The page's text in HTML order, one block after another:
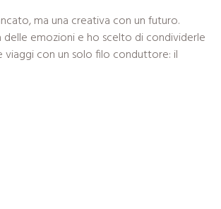
ma una creativa con un futuro.
delle emozioni e ho scelto di condividerle
viaggi con un solo filo conduttore: il